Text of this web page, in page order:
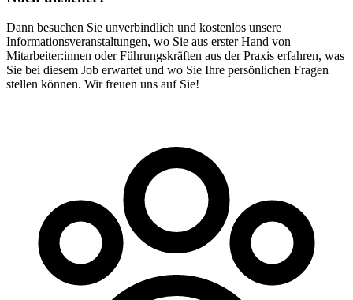
Dann besuchen Sie unverbindlich und kostenlos unsere
Informationsveranstaltungen, wo Sie aus erster Hand von
Mitarbeiter:innen oder Führungskräften aus der Praxis erfahren, was
Sie bei diesem Job erwartet und wo Sie Ihre persönlichen Fragen
stellen können. Wir freuen uns auf Sie!